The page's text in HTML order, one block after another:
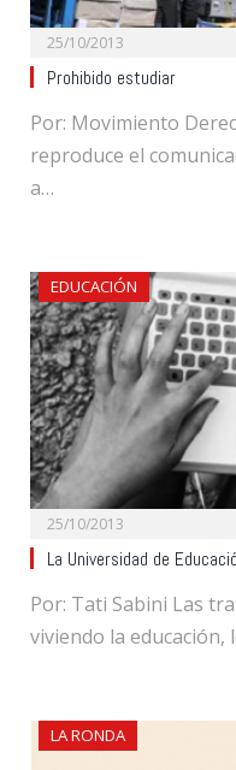
25/10/2013
Prohibido estudiar
Por: Movimiento
reproduce el
a…
EDUCACIÓN
25/10/2013
La Universidad de
Por: Tati Sabini Las
viviendo la
LA RONDA